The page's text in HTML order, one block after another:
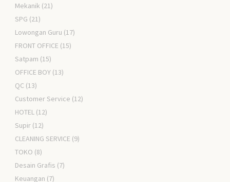
Mekanik (21)
SPG (21)
Lowongan Guru (17)
FRONT OFFICE (15)
Satpam (15)
OFFICE BOY (13)
QC (13)
Customer Service (12)
HOTEL (12)
Supir (12)
CLEANING SERVICE (9)
TOKO (8)
Desain Grafis (7)
Keuangan (7)